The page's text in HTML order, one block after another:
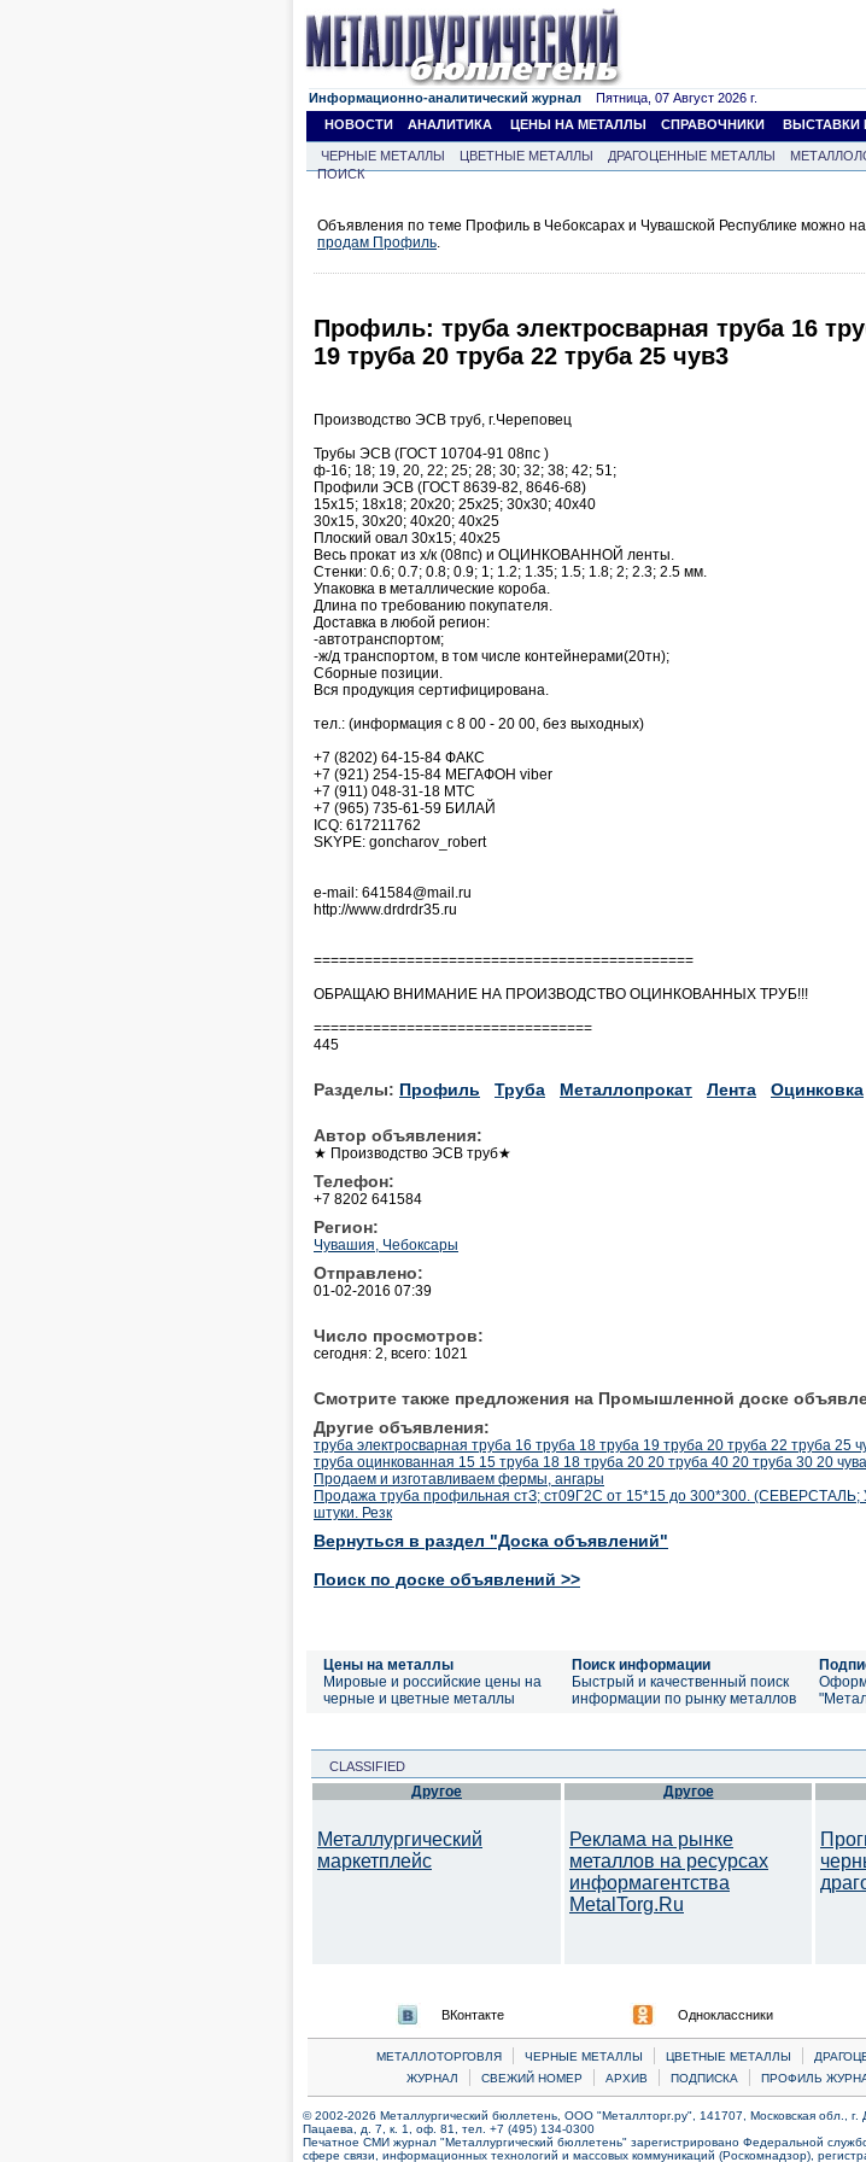
Информационно-аналитический журнал Пятница, 07 Август 2026 г.
НОВОСТИ
АНАЛИТИКА ЦЕНЫ НА МЕТАЛЛЫ СПРАВОЧНИКИ ВЫСТАВКИ
ЧЕРНЫЕ МЕТАЛЛЫ ЦВЕТНЫЕ МЕТАЛЛЫ ДРАГОЦЕННЫЕ МЕТАЛЛЫ
ПОИСК
Объявления по теме Профиль в Чебоксарах и Чувашской Республике можно
продам Профиль.
Профиль: труба электросварная труба 16
19 труба 20 труба 22 труба 25 чув3
Производство ЭСВ труб, г.Череповец
Трубы ЭСВ (ГОСТ 10704-91 08пс )
ф-16; 18; 19, 20, 22; 25; 28; 30; 32; 38; 42; 51;
Профили ЭСВ (ГОСТ 8639-82, 8646-68)
15х15; 18х18; 20х20; 25х25; 30х30; 40х40
30х15, 30х20; 40х20; 40х25
Плоский овал 30х15; 40х25
Весь прокат из х/к (08пс) и ОЦИНКОВАННОЙ ленты.
Стенки: 0.6; 0.7; 0.8; 0.9; 1; 1.2; 1.35; 1.5; 1.8; 2; 2.3; 2.5 мм.
Упаковка в металлические короба.
Длина по требованию покупателя.
Доставка в любой регион:
-автотранспортом;
-ж/д транспортом, в том числе контейнерами(20тн);
Сборные позиции.
Вся продукция сертифицирована.
тел.: (информация с 8 00 - 20 00, без выходных)
+7 (8202) 64-15-84 ФАКС
+7 (921) 254-15-84 МЕГАФОН viber
+7 (911) 048-31-18 МТС
+7 (965) 735-61-59 БИЛАЙ
ICQ: 617211762
SKYPE: goncharov_robert
e-mail: 641584@mail.ru
http://www.drdrdr35.ru
=============================================
ОБРАЩАЮ ВНИМАНИЕ НА ПРОИЗВОДСТВО ОЦИНКОВАННЫХ ТРУБ!!!
=================================
445
Разделы: Профиль Труба Металлопрокат Лента Оцинковка
Автор объявления:
★ Производство ЭСВ труб★
Телефон:
+7 8202 641584
Регион:
Чувашия, Чебоксары
Отправлено:
01-02-2016 07:39
Число просмотров:
сегодня: 2, всего: 1021
Смотрите также предложения на Промышленной доске
Другие объявления:
труба электросварная труба 16 труба 18 труба 19 труба 20 труба 22 труба 25
труба оцинкованная 15 15 труба 18 18 труба 20 20 труба 40 20 труба 30 20
Продаем и изготавливаем фермы, ангары
Продажа труба профильная стЗ; ст09Г2С от 15*15 до 300*300.
штуки. Резк
Вернуться в раздел "Доска объявлений"
Поиск по доске объявлений >>
Цены на металлы
Мировые и российские цены на
черные и цветные металлы
Поиск информации
Быстрый и качественный поиск
информации по рынку металлов
CLASSIFIED
Другое
Металлургический
маркетплейс
Другое
Реклама на рынке
металлов на ресурсах
информагентства
MetalTorg.Ru
ВКонтакте Одноклассники
МЕТАЛЛОТОРГОВЛЯ | ЧЕРНЫЕ МЕТАЛЛЫ | ЦВЕТНЫЕ МЕТАЛЛЫ |
ЖУРНАЛ
| СВЕЖИЙ НОМЕР | АРХИВ | ПОДПИСКА | ПРОФИЛЬ
© 2002-2026 Металлургический бюллетень, ООО "Металлторг.ру", 141707, Московская обл., г.
Пацаева, д. 7, к. 1, оф. 81, тел. +7 (495) 134-0300
Печатное СМИ журнал "Металлургический бюллетень" зарегистрировано Федеральной
сфере связи, информационных технологий и массовых коммуникаций (Роскомнадзор),